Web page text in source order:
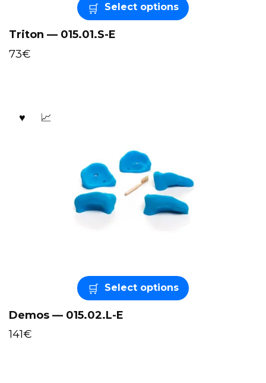
Select options
Triton — 015.01.S-E
73€
Select options
Demos — 015.02.L-E
141€